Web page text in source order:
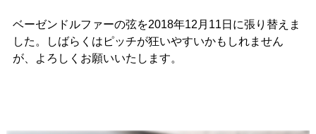
ベーゼンドルファーの弦を2018年12月11日に張り替えま
した。しばらくはピッチが狂いやすいかもしれません
が、よろしくお願いいたします。